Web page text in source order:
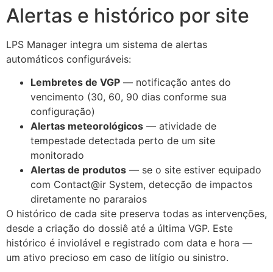
Alertas e histórico por site
LPS Manager integra um sistema de alertas
automáticos configuráveis:
Lembretes de VGP — notificação antes do
vencimento (30, 60, 90 dias conforme sua
configuração)
Alertas meteorológicos — atividade de
tempestade detectada perto de um site
monitorado
Alertas de produtos — se o site estiver equipado
com Contact@ir System, detecção de impactos
diretamente no pararaios
O histórico de cada site preserva todas as intervenções,
desde a criação do dossiê até a última VGP. Este
histórico é inviolável e registrado com data e hora —
um ativo precioso em caso de litígio ou sinistro.